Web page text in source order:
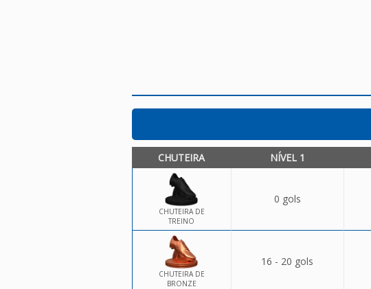
CHUTEIRA NÍVEL 1
CHUTEIRA DE
TREINO
0 gols
CHUTEIRA DE
BRONZE
16 - 20 gols